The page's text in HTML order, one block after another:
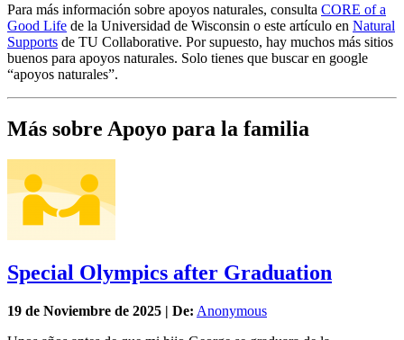
Para más información sobre apoyos naturales, consulta CORE of a
Good Life de la Universidad de Wisconsin o este artículo en Natural
Supports de TU Collaborative. Por supuesto, hay muchos más sitios
buenos para apoyos naturales. Solo tienes que buscar en google
“apoyos naturales”.
Más sobre Apoyo para la familia
Special Olympics after Graduation
19 de Noviembre de 2025 | De: Anonymous